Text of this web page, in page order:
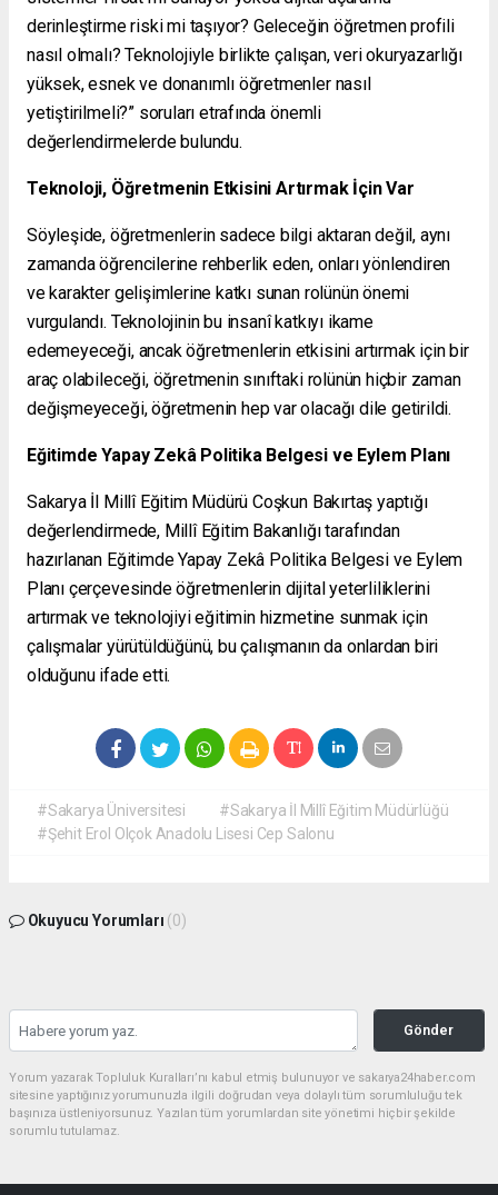
derinleştirme riski mi taşıyor? Geleceğin öğretmen profili
nasıl olmalı? Teknolojiyle birlikte çalışan, veri okuryazarlığı
yüksek, esnek ve donanımlı öğretmenler nasıl
yetiştirilmeli?” soruları etrafında önemli
değerlendirmelerde bulundu.
Teknoloji, Öğretmenin Etkisini Artırmak İçin Var
Söyleşide, öğretmenlerin sadece bilgi aktaran değil, aynı
zamanda öğrencilerine rehberlik eden, onları yönlendiren
ve karakter gelişimlerine katkı sunan rolünün önemi
vurgulandı. Teknolojinin bu insanî katkıyı ikame
edemeyeceği, ancak öğretmenlerin etkisini artırmak için bir
araç olabileceği, öğretmenin sınıftaki rolünün hiçbir zaman
değişmeyeceği, öğretmenin hep var olacağı dile getirildi.
Eğitimde Yapay Zekâ Politika Belgesi ve Eylem Planı
Sakarya İl Millî Eğitim Müdürü Coşkun Bakırtaş yaptığı
değerlendirmede, Millî Eğitim Bakanlığı tarafından
hazırlanan Eğitimde Yapay Zekâ Politika Belgesi ve Eylem
Planı çerçevesinde öğretmenlerin dijital yeterliliklerini
artırmak ve teknolojiyi eğitimin hizmetine sunmak için
çalışmalar yürütüldüğünü, bu çalışmanın da onlardan biri
olduğunu ifade etti.
#Sakarya Üniversitesi
#Sakarya İl Millî Eğitim Müdürlüğü
#Şehit Erol Olçok Anadolu Lisesi Cep Salonu
Okuyucu Yorumları (0)
Gönder
Yorum yazarak Topluluk Kuralları’nı kabul etmiş bulunuyor ve sakarya24haber.com
sitesine yaptığınız yorumunuzla ilgili doğrudan veya dolaylı tüm sorumluluğu tek
başınıza üstleniyorsunuz. Yazılan tüm yorumlardan site yönetimi hiçbir şekilde
sorumlu tutulamaz.